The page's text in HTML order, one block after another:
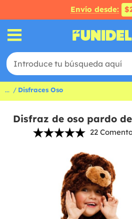
Envío desde:
... Disfraces Oso
Disfraz de oso pardo
22